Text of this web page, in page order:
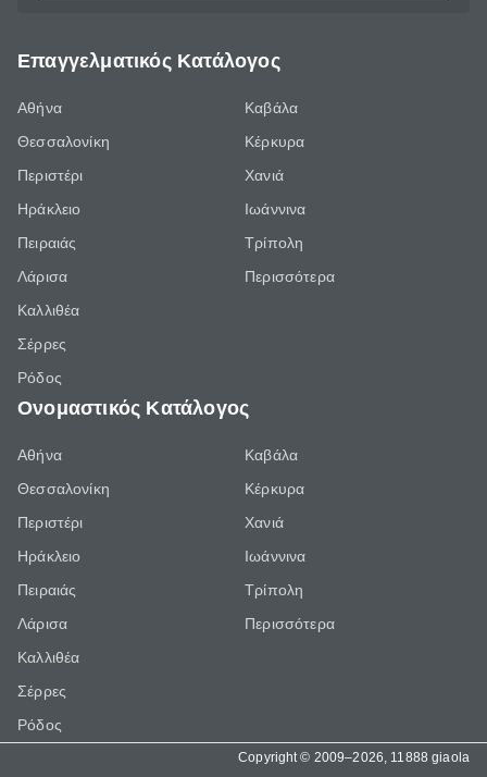
Επαγγελματικός Κατάλογος
Αθήνα
Θεσσαλονίκη
Περιστέρι
Ηράκλειο
Πειραιάς
Λάρισα
Καλλιθέα
Σέρρες
Ρόδος
Καβάλα
Κέρκυρα
Χανιά
Ιωάννινα
Τρίπολη
Περισσότερα
Ονομαστικός Κατάλογος
Αθήνα
Θεσσαλονίκη
Περιστέρι
Ηράκλειο
Πειραιάς
Λάρισα
Καλλιθέα
Σέρρες
Ρόδος
Καβάλα
Κέρκυρα
Χανιά
Ιωάννινα
Τρίπολη
Περισσότερα
Copyright © 2009–2026, 11888 giaola